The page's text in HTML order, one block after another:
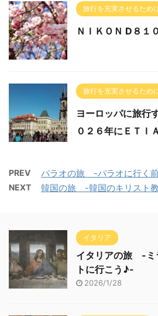
旅行を充実させるため
ＮＩＫＯＮ D８１
旅行を充実させるため
ヨーロッパに旅行
０２６年にＥＴＩ
PREV パラオの旅 -パラオに行く
NEXT 韓国の旅 -韓国のキリスト
イタリア
イタリアの旅 -ミ
トに行こう♪-
2026/1/28